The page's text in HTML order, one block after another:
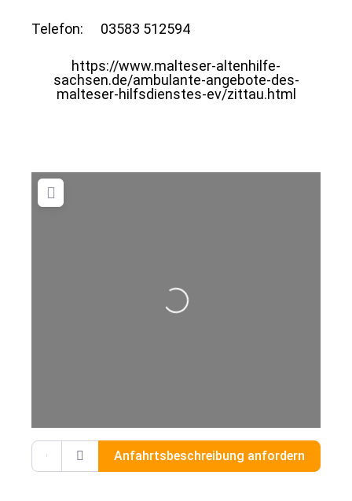
Telefon: 03583 512594
https://www.malteser-altenhilfe-
sachsen.de/ambulante-angebote-des-
malteser-hilfsdienstes-ev/zittau.html
Wird geladen …
Gib deinen Standort ein.
Anfahrtsbeschreibung anfordern